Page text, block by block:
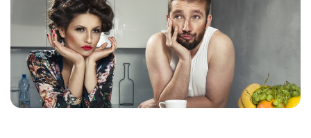
Familia
Ayuda
Cursos